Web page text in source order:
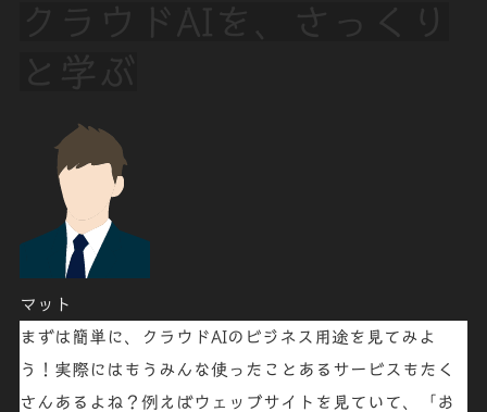
マット
まずは簡単に、クラウドAIの ビジネス用途を見てみよ
う！実際にはもうみんな使ったことあるサービスもたく
さんあるよね？例えばウェッブサイトを見ていて、「 お